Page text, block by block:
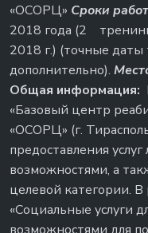
«ОСОРЦ» Сроки
2018 года (2
2018 г.) (точные даты
дополнительно).
Общая информация:
«Базовый центр
«ОСОРЦ» (г.
предоставления
возможностями, а
целевой категории.
«Социальные услуги